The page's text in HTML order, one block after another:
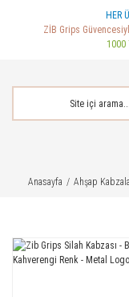
HER
ZİB Grips
1000
Anasayfa Ahşap